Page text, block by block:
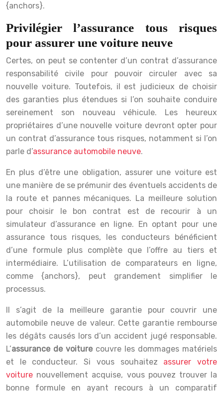
{anchors}.
Privilégier l’assurance tous risques
pour assurer une voiture neuve
Certes, on peut se contenter d’un contrat d’assurance
responsabilité civile pour pouvoir circuler avec sa
nouvelle voiture. Toutefois, il est judicieux de choisir
des garanties plus étendues si l’on souhaite conduire
sereinement son nouveau véhicule. Les heureux
propriétaires d’une nouvelle voiture devront opter pour
un contrat d’assurance tous risques, notamment si l’on
parle d’assurance automobile neuve.
En plus d’être une obligation, assurer une voiture est
une manière de se prémunir des éventuels accidents de
la route et pannes mécaniques. La meilleure solution
pour choisir le bon contrat est de recourir à un
simulateur d’assurance en ligne. En optant pour une
assurance tous risques, les conducteurs bénéficient
d’une formule plus complète que l’offre au tiers et
intermédiaire. L’utilisation de comparateurs en ligne,
comme {anchors}, peut grandement simplifier le
processus.
Il s’agit de la meilleure garantie pour couvrir une
automobile neuve de valeur. Cette garantie rembourse
les dégâts causés lors d’un accident jugé responsable.
L’assurance de voiture couvre les dommages matériels
et le conducteur. Si vous souhaitez assurer votre
voiture nouvellement acquise, vous pouvez trouver la
bonne formule en ayant recours à un comparatif